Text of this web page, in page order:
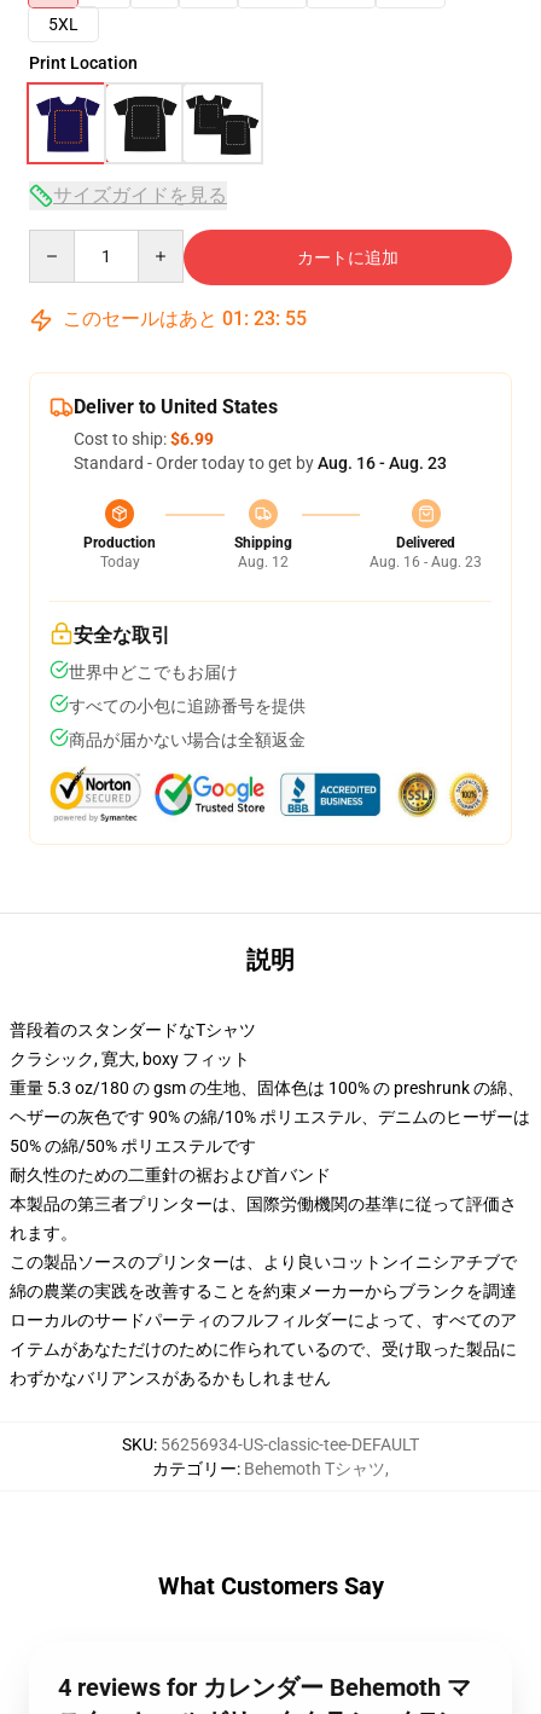
5XL
Print Location
サイズガイドを見る
カートに追加
このセールはあと 01 : 23: 54
Deliver to United States
Cost to ship:$6.99
Standard - Order today to get byAug. 16 - Aug. 23
Production
Today
Shipping
Aug. 12
Delivered
Aug. 16 - Aug. 23
安全な取引
世界中どこでもお届け
すべての小包に追跡番号を提供
商品が届かない場合は全額返金
説明
普段着のスタンダードなTシャツ
クラシック, 寛大, boxy フィット
重量 5.3 oz/180 の gsm の生地、固体色は 100% の preshrunk の綿、
ヘザーの灰色です 90% の綿/10% ポリエステル、デニムのヒーザーは
50% の綿/50% ポリエステルです
耐久性のための二重針の裾および首バンド
本製品の第三者プリンターは、国際労働機関の基準に従って評価さ
れます。
この製品ソースのプリンターは、より良いコットンイニシアチブで
綿の農業の実践を改善することを約束メーカーからブランクを調達
ローカルのサードパーティのフルフィルダーによって、すべてのア
イテムがあなただけのために作られているので、受け取った製品に
わずかなバリアンスがあるかもしれません
SKU: 56256934-US-classic-tee-DEFAULT
カテゴリー: Behemoth Tシャツ,
What Customers Say
4 reviews for カレンダー Behemoth マ